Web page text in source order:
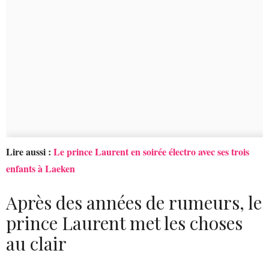
Lire aussi : Le prince Laurent en soirée électro avec ses trois
enfants à Laeken
Après des années de rumeurs, le
prince Laurent met les choses
au clair